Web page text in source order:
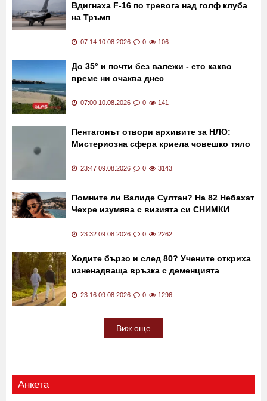
Вдигнаха F-16 по тревога над голф клуба
на Тръмп
07:14 10.08.2026 0 106
До 35° и почти без валежи - ето какво
време ни очаква днес
07:00 10.08.2026 0 141
Пентагонът отвори архивите за НЛО:
Мистериозна сфера криела човешко тяло
23:47 09.08.2026 0 3143
Помните ли Валиде Султан? На 82 Небахат
Чехре изумява с визията си СНИМКИ
23:32 09.08.2026 0 2262
Ходите бързо и след 80? Учените откриха
изненадваща връзка с деменцията
23:16 09.08.2026 0 1296
Виж още
Анкета